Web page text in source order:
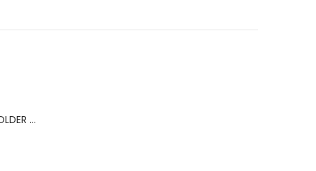
BERNS ACR.RING HOLDER 180*120MM FOR 9 RINGS